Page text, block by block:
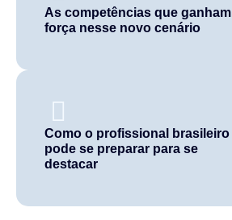
As competências que ganham
força nesse novo cenário
Como o profissional brasileiro
pode se preparar para se
destacar